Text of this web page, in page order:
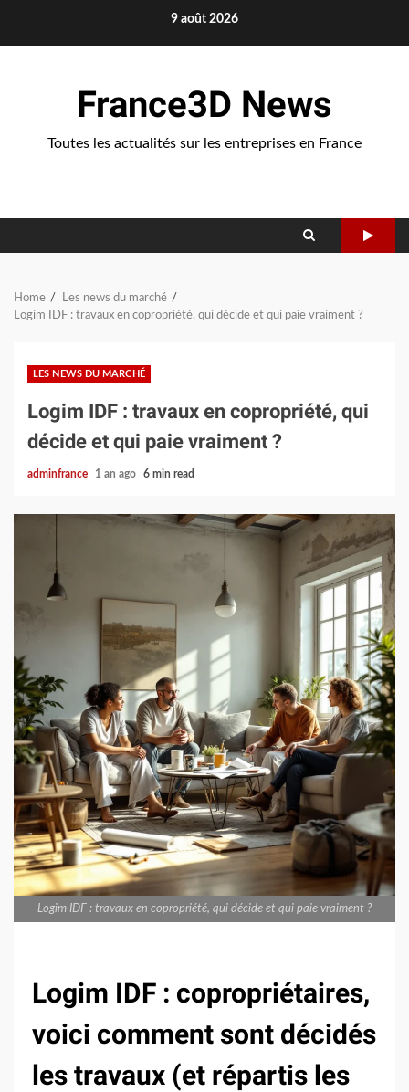
9 août 2026
France3D News
Toutes les actualités sur les entreprises en France
Home
Les news du marché
Logim IDF : travaux en copropriété, qui décide et qui paie vraiment ?
LES NEWS DU MARCHÉ
Logim IDF : travaux en copropriété, qui
décide et qui paie vraiment ?
adminfrance 1 an ago 6 min read
Logim IDF : travaux en copropriété, qui décide et qui paie vraiment ?
Logim IDF : copropriétaires,
voici comment sont décidés
les travaux (et répartis les